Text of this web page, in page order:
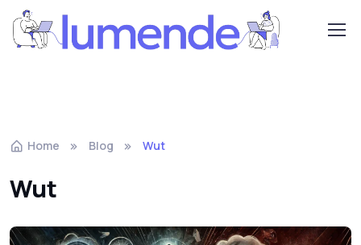
Home Blog Wut
Wut